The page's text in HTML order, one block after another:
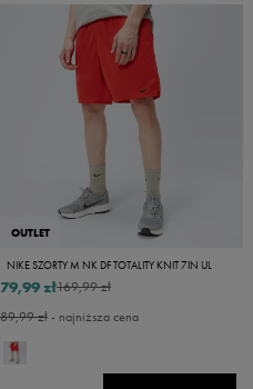
OUTLET
NIKE SZORTY M NK DF TOTALITY KNIT 7IN UL
169,99 zł
79,99 zł
89,99 zł- najniższa cena